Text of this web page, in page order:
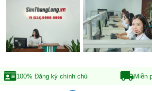
100% Đăng ký chính chủ Miễn